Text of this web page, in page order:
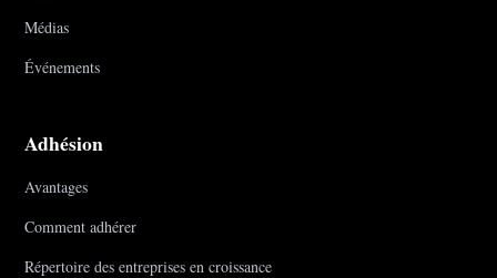
Médias
Événements
Adhésion
Avantages
Comment adhérer
Répertoire des entreprises en croissance